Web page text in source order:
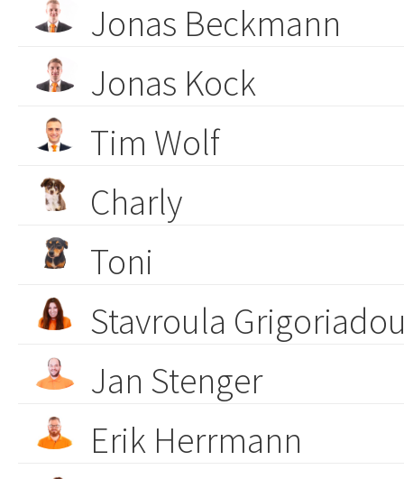
Jonas Beckmann
Jonas Kock
Tim Wolf
Charly
Toni
Stavroula
Jan Stenger
Erik Herrmann